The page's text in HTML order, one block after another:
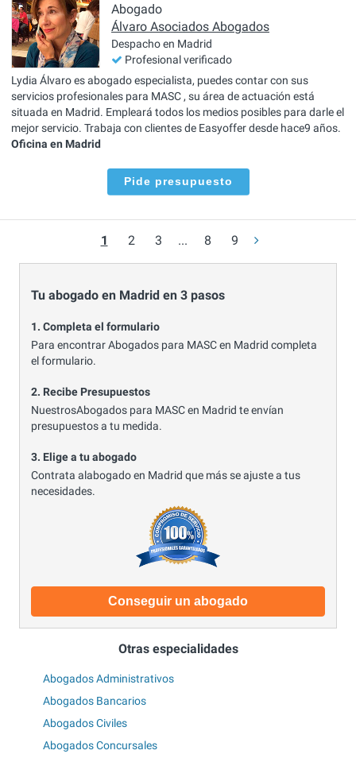
Abogado
Álvaro Asociados Abogados
Despacho en Madrid
Profesional verificado
Lydia Álvaro es abogado especialista, puedes contar con sus
servicios profesionales para MASC , su área de actuación está
situada en Madrid. Empleará todos los medios posibles para darle el
mejor servicio. Trabaja con clientes de Easyoffer desde hace9 años.
Oficina en Madrid
Pide presupuesto
1 2 3 ... 8 9
Tu abogado en Madrid en 3 pasos
1. Completa el formulario
Para encontrar Abogados para MASC en Madrid completa
el formulario.
2. Recibe Presupuestos
NuestrosAbogados para MASC en Madrid te envían
presupuestos a tu medida.
3. Elige a tu abogado
Contrata alabogado en Madrid que más se ajuste a tus
necesidades.
Conseguir un abogado
Otras especialidades
Abogados Administrativos
Abogados Bancarios
Abogados Civiles
Abogados Concursales